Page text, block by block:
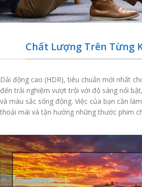
Chất Lượng Trên Từng
Dải động cao (HDR), tiêu chuẩn mới nhất
đến trải nghiệm vượt trội với độ sáng nổi
và màu sắc sống động. Việc của bạn cần
thoải mái và tận hưởng những thước phim